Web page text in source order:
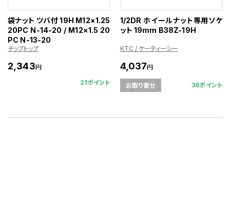
袋ナット ツバ付 19H M12×1.25
20PC N-14-20 / M12×1.5 20
PC N-13-20
チップトップ
2,343円
21ポイント
1/2DR ホイールナット専用ソケ
ット 19mm B38Z-19H
KTC / ケーティーシー
4,037円
お取り寄せ 36ポイント